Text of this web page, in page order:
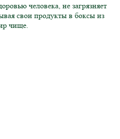
человека, не загрязняет
свои продукты в боксы из
чище.